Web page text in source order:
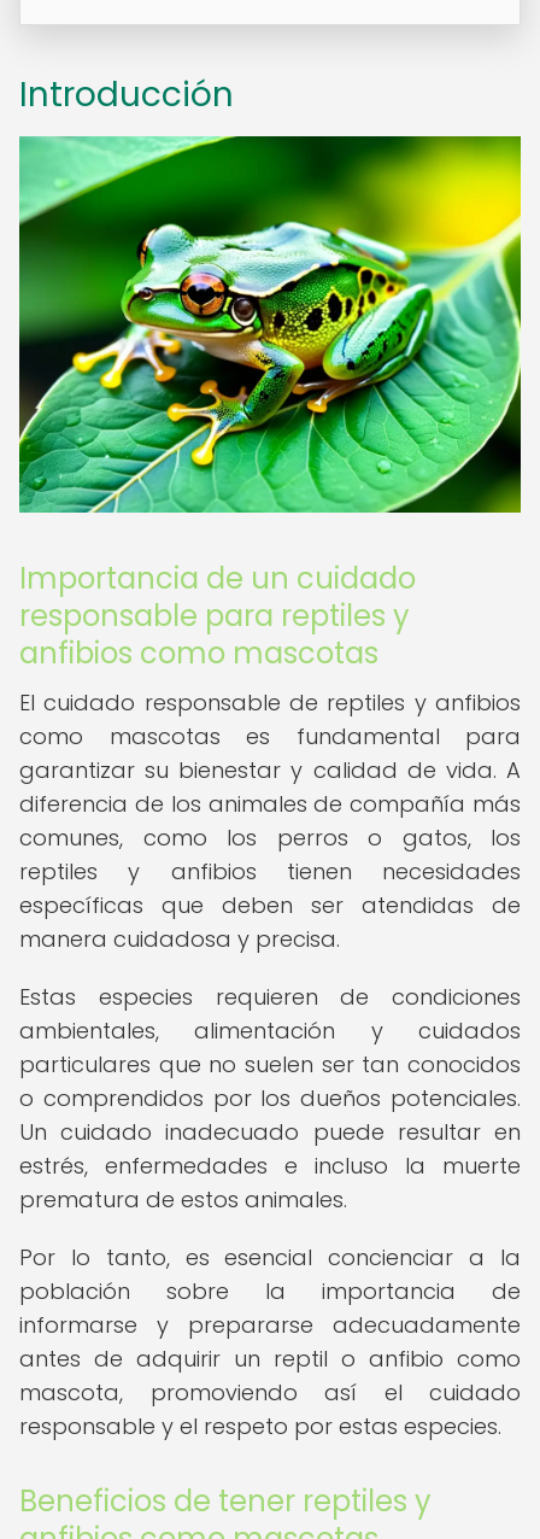
Introducción
Importancia de un cuidado
responsable para reptiles y
anfibios como mascotas
El cuidado responsable de reptiles y anfibios
como mascotas es fundamental para
garantizar su bienestar y calidad de vida. A
diferencia de los animales de compañía más
comunes, como los perros o gatos, los
reptiles y anfibios tienen necesidades
específicas que deben ser atendidas de
manera cuidadosa y precisa.
Estas especies requieren de condiciones
ambientales, alimentación y cuidados
particulares que no suelen ser tan conocidos
o comprendidos por los dueños potenciales.
Un cuidado inadecuado puede resultar en
estrés, enfermedades e incluso la muerte
prematura de estos animales.
Por lo tanto, es esencial concienciar a la
población sobre la importancia de
informarse y prepararse adecuadamente
antes de adquirir un reptil o anfibio como
mascota, promoviendo así el cuidado
responsable y el respeto por estas especies.
Beneficios de tener reptiles y